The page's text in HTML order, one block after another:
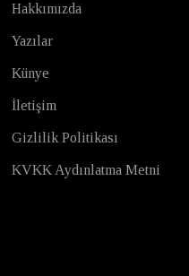
Hakkımızda
Yazılar
Künye
İletişim
Gizlilik Politikası
KVKK Aydınlatma Metni